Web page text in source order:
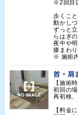
※2回目
歩くこ
動かし
ずっと
らはぎ
夜中や
膝まわ
※ 施術
首・肩
【施術
初回の
再初検
【料金